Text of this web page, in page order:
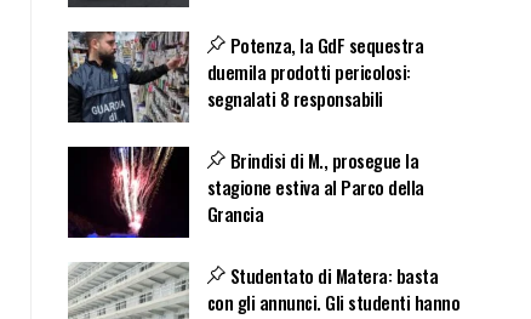
Potenza, la GdF sequestra
duemila prodotti pericolosi:
segnalati 8 responsabili
Brindisi di M., prosegue la
stagione estiva al Parco della
Grancia
Studentato di Matera: basta
con gli annunci. Gli studenti hanno